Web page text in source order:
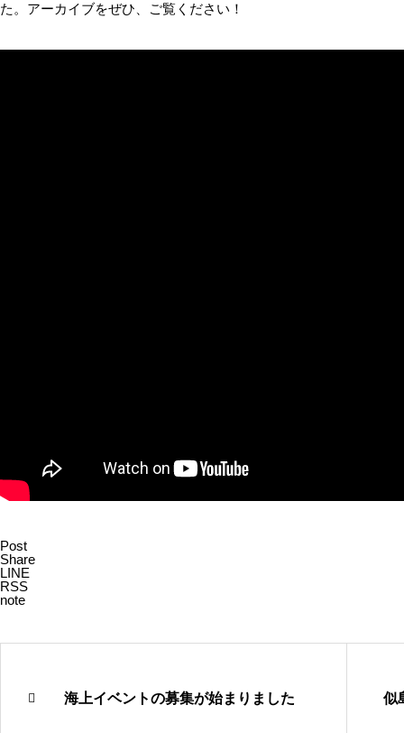
た。アーカイブをぜひ、ご覧ください！
Post
Share
LINE
RSS
note
海上イベントの募集が始まりました 似